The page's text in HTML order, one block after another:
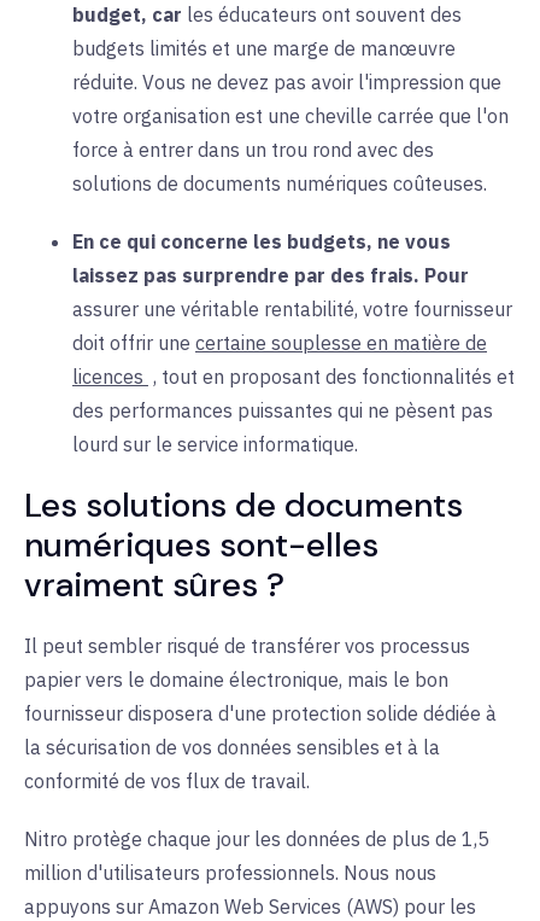
budget, car les éducateurs ont souvent des
budgets limités et une marge de manœuvre
réduite. Vous ne devez pas avoir l'impression que
votre organisation est une cheville carrée que l'on
force à entrer dans un trou rond avec des
solutions de documents numériques coûteuses.
En ce qui concerne les budgets, ne vous
laissez pas surprendre par des frais. Pour
assurer une véritable rentabilité, votre fournisseur
doit offrir une certaine souplesse en matière de
licences , tout en proposant des fonctionnalités et
des performances puissantes qui ne pèsent pas
lourd sur le service informatique.
Les solutions de documents
numériques sont-elles
vraiment sûres ?
Il peut sembler risqué de transférer vos processus
papier vers le domaine électronique, mais le bon
fournisseur disposera d'une protection solide dédiée à
la sécurisation de vos données sensibles et à la
conformité de vos flux de travail.
Nitro protège chaque jour les données de plus de 1,5
million d'utilisateurs professionnels. Nous nous
appuyons sur Amazon Web Services (AWS) pour les